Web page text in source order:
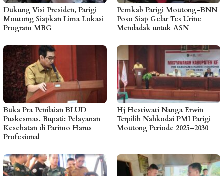
Dukung Visi Presiden, Parigi
Moutong Siapkan Lima Lokasi
Program MBG
Pemkab Parigi Moutong-BNN
Poso Siap Gelar Tes Urine
Mendadak untuk ASN
Buka Pra Penilaian BLUD
Puskesmas, Bupati: Pelayanan
Kesehatan di Parimo Harus
Profesional
Hj Hestiwati Nanga Erwin
Terpilih Nahkodai PMI Parigi
Moutong Periode 2025–2030